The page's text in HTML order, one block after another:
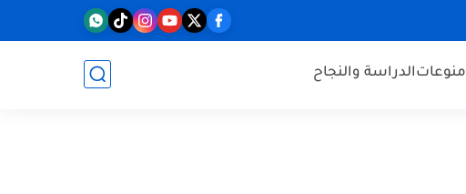
منوعاتالدراسة والنجاح